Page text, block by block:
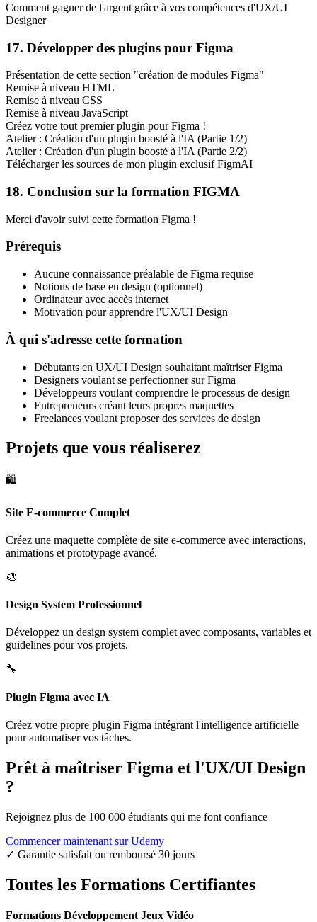
Comment gagner de l'argent grâce à vos compétences d'UX/UI
Designer
17. Développer des plugins pour Figma
Présentation de cette section "création de modules Figma"
Remise à niveau HTML
Remise à niveau CSS
Remise à niveau JavaScript
Créez votre tout premier plugin pour Figma !
Atelier : Création d'un plugin boosté à l'IA (Partie 1/2)
Atelier : Création d'un plugin boosté à l'IA (Partie 2/2)
Télécharger les sources de mon plugin exclusif FigmAI
18. Conclusion sur la formation FIGMA
Merci d'avoir suivi cette formation Figma !
Prérequis
Aucune connaissance préalable de Figma requise
Notions de base en design (optionnel)
Ordinateur avec accès internet
Motivation pour apprendre l'UX/UI Design
À qui s'adresse cette formation
Débutants en UX/UI Design souhaitant maîtriser Figma
Designers voulant se perfectionner sur Figma
Développeurs voulant comprendre le processus de design
Entrepreneurs créant leurs propres maquettes
Freelances voulant proposer des services de design
Projets que vous réaliserez
🛍️
Site E-commerce Complet
Créez une maquette complète de site e-commerce avec interactions,
animations et prototypage avancé.
🎨
Design System Professionnel
Développez un design system complet avec composants, variables et
guidelines pour vos projets.
🔧
Plugin Figma avec IA
Créez votre propre plugin Figma intégrant l'intelligence artificielle
pour automatiser vos tâches.
Prêt à maîtriser Figma et l'UX/UI Design
?
Rejoignez plus de 100 000 étudiants qui me font confiance
Commencer maintenant sur Udemy
✓ Garantie satisfait ou remboursé 30 jours
Toutes les Formations Certifiantes
Formations Développement Jeux Vidéo